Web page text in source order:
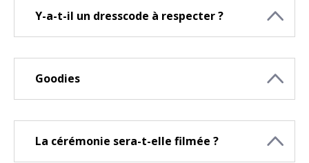
Y-a-t-il un dresscode à respecter ?
Goodies
La cérémonie sera-t-elle filmée ?